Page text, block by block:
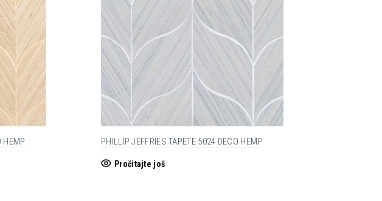
HEMP PHILLIP JEFFRIES TAPETE 5024 DECO HEMP
Pročitajte još